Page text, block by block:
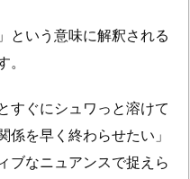
という意味に解釈される
すぐにシュワっと溶けて
を早く終わらせたい」
ブなニュアンスで捉えら